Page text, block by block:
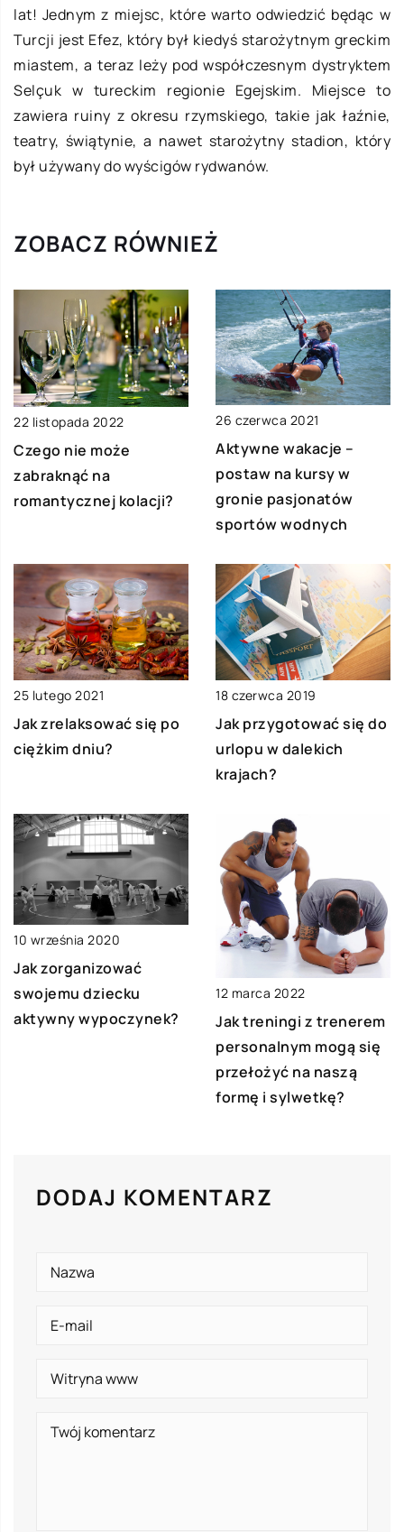
lat! Jednym z miejsc, które warto odwiedzić będąc w
Turcji jest Efez, który był kiedyś starożytnym greckim
miastem, a teraz leży pod współczesnym dystryktem
Selçuk w tureckim regionie Egejskim. Miejsce to
zawiera ruiny z okresu rzymskiego, takie jak łaźnie,
teatry, świątynie, a nawet starożytny stadion, który
był używany do wyścigów rydwanów.
ZOBACZ RÓWNIEŻ
22 listopada 2022
Czego nie może
zabraknąć na
romantycznej kolacji?
26 czerwca 2021
Aktywne wakacje –
postaw na kursy w
gronie pasjonatów
sportów wodnych
25 lutego 2021
Jak zrelaksować się po
ciężkim dniu?
18 czerwca 2019
Jak przygotować się do
urlopu w dalekich
krajach?
10 września 2020
Jak zorganizować
swojemu dziecku
aktywny wypoczynek?
12 marca 2022
Jak treningi z trenerem
personalnym mogą się
przełożyć na naszą
formę i sylwetkę?
DODAJ KOMENTARZ